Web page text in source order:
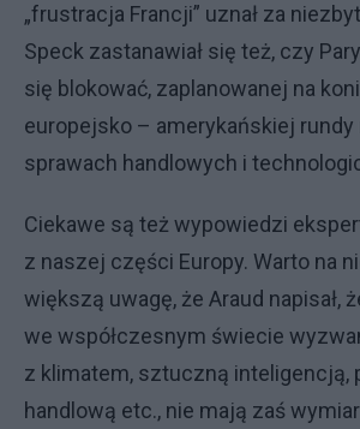
„frustracja Francji” uznał za
Speck zastanawiał się też, czy
się blokować, zaplanowanej na
europejsko – amerykańskiej rundy
sprawach handlowych i
Ciekawe są też wypowiedzi
z naszej części Europy. Warto na
większą uwagę, że Araud napisał,
we współczesnym świecie
z klimatem, sztuczną inteligencją,
handlową etc., nie mają zaś